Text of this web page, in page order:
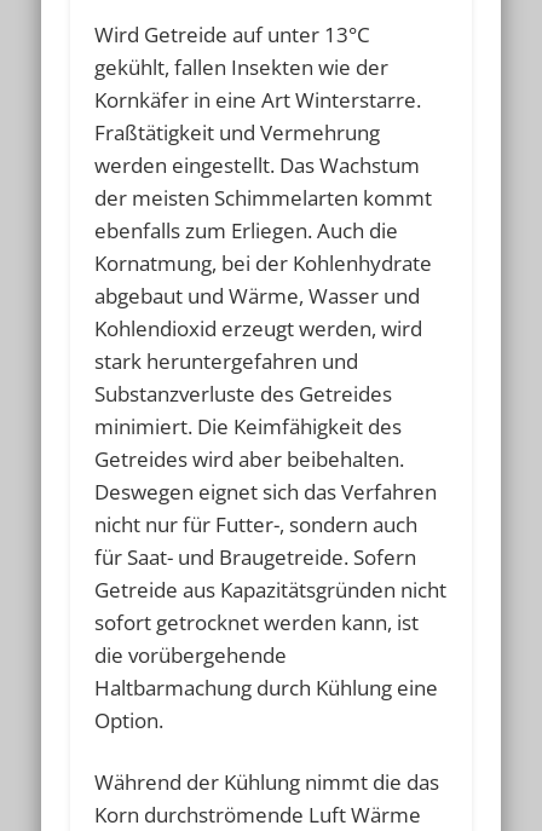
Wird Getreide auf unter 13°C
gekühlt, fallen Insekten wie der
Kornkäfer in eine Art Winterstarre.
Fraßtätigkeit und Vermehrung
werden eingestellt. Das Wachstum
der meisten Schimmelarten kommt
ebenfalls zum Erliegen. Auch die
Kornatmung, bei der Kohlenhydrate
abgebaut und Wärme, Wasser und
Kohlendioxid erzeugt werden, wird
stark heruntergefahren und
Substanzverluste des Getreides
minimiert. Die Keimfähigkeit des
Getreides wird aber beibehalten.
Deswegen eignet sich das Verfahren
nicht nur für Futter-, sondern auch
für Saat- und Braugetreide. Sofern
Getreide aus Kapazitätsgründen nicht
sofort getrocknet werden kann, ist
die vorübergehende
Haltbarmachung durch Kühlung eine
Option.
Während der Kühlung nimmt die das
Korn durchströmende Luft Wärme